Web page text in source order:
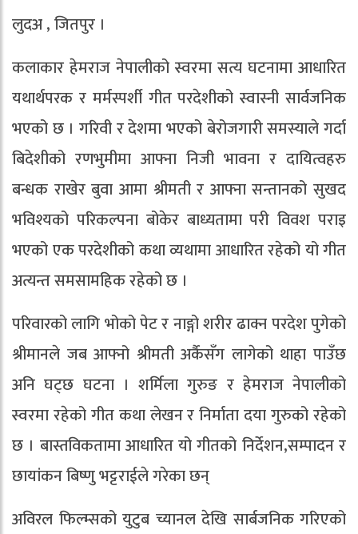
लुदअ , जितपुर ।
कलाकार हेमराज नेपालीको स्वरमा सत्य घटनामा आधारित
यथार्थपरक र मर्मस्पर्शी गीत परदेशीको स्वास्नी सार्वजनिक
भएको छ । गरिवी र देशमा भएको बेरोजगारी समस्याले गर्दा
बिदेशीको रणभुमीमा आफ्ना निजी भावना र दायित्वहरु
बन्धक राखेर बुवा आमा श्रीमती र आफ्ना सन्तानको सुखद
भविश्यको परिकल्पना बोकेर बाध्यतामा परी विवश पराइ
भएको एक परदेशीको कथा व्यथामा आधारित रहेको यो गीत
अत्यन्त समसामहिक रहेको छ ।
परिवारको लागि भोको पेट र नाङ्गो शरीर ढाक्न परदेश पुगेको
श्रीमानले जब आफ्नो श्रीमती अर्कैसँग लागेको थाहा पाउँछ
अनि घट्छ घटना । शर्मिला गुरुङ र हेमराज नेपालीको
स्वरमा रहेको गीत कथा लेखन र निर्माता दया गुरुको रहेको
छ । बास्तविकतामा आधारित यो गीतको निर्देशन,सम्पादन र
छायांकन बिष्णु भट्टराईले गरेका छन्
अविरल फिल्म्सको युटुब च्यानल देखि सार्बजनिक गरिएको